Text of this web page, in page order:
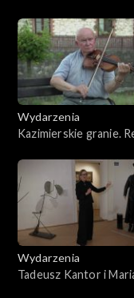
Wydarzenia
Kazimierskie granie.
Śpiewaków Ludowych
Wydarzenia
Tadeusz Kantor i